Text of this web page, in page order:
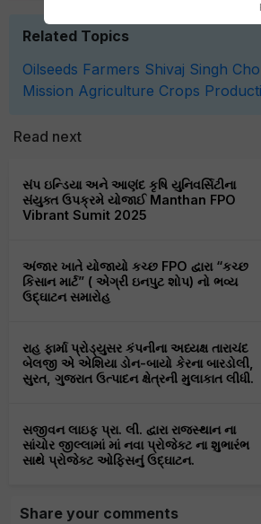
Related Topics
Oilseeds Farmers Shivaj Singh
Mission Agriculture Crops
Read next
સંપ ઇન્ડિયા અને આણંદ કૃષિ યુનિવર્સિટીના
સંયુક્ત ઉપક્રમે યોજાઈ Manthan FPO
Vibrant Sumit 2025
અંજાર ખાતે યોજાયો કચ્છ FPO દ્વારા “કચ્છ
કિસાન માર્ટ” ( એગ્રી ઇનપુટ શોપ) નો ભવ્ય
ઉદ્ઘાટન સમારોહ
રાહ ફાર્મા પ્રોડ્યુસર કંપનીના અધ્યક્ષ તારાચંદ
બેલજી એ એશિયા ડોન-બાયો કેરના બારડોલી,
સુરત, ગુજરાત ઉત્પાદન ક્ષેત્રની મુલાકાત લીધી.
સજીવન લાઇફ પ્રા. લી. દ્વારા રાજસ્થાન ના
સાંચોર જીલ્લામાં માં નવા પ્રોજેક્ટ ના શુભારંભ
સાથે પ્રોજેક્ટ ઓફિસનું ઉદ્ઘાટન.
Share your comments